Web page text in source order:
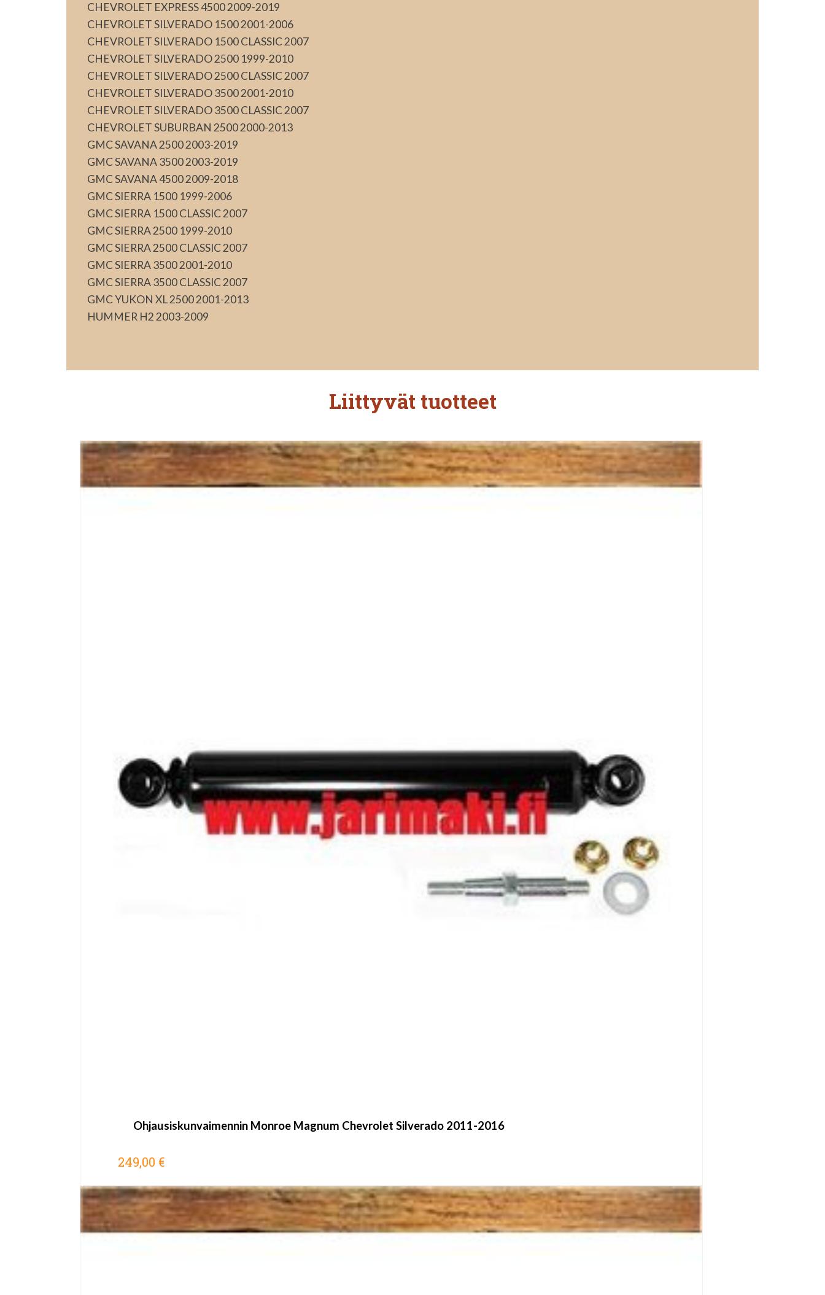
CHEVROLET EXPRESS 4500 2009-2019
CHEVROLET SILVERADO 1500 2001-2006
CHEVROLET SILVERADO 1500 CLASSIC 2007
CHEVROLET SILVERADO 2500 1999-2010
CHEVROLET SILVERADO 2500 CLASSIC 2007
CHEVROLET SILVERADO 3500 2001-2010
CHEVROLET SILVERADO 3500 CLASSIC 2007
CHEVROLET SUBURBAN 2500 2000-2013
GMC SAVANA 2500 2003-2019
GMC SAVANA 3500 2003-2019
GMC SAVANA 4500 2009-2018
GMC SIERRA 1500 1999-2006
GMC SIERRA 1500 CLASSIC 2007
GMC SIERRA 2500 1999-2010
GMC SIERRA 2500 CLASSIC 2007
GMC SIERRA 3500 2001-2010
GMC SIERRA 3500 CLASSIC 2007
GMC YUKON XL 2500 2001-2013
HUMMER H2 2003-2009
Liittyvät tuotteet
Ohjausiskunvaimennin Monroe Magnum Chevrolet Silverado 2011-2016
249,00 €